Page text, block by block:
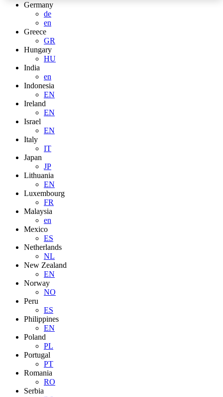
Germany
de
en
Greece
GR
Hungary
HU
India
en
Indonesia
EN
Ireland
EN
Israel
EN
Italy
IT
Japan
JP
Lithuania
EN
Luxembourg
FR
Malaysia
en
Mexico
ES
Netherlands
NL
New Zealand
EN
Norway
NO
Peru
ES
Philippines
EN
Poland
PL
Portugal
PT
Romania
RO
Serbia